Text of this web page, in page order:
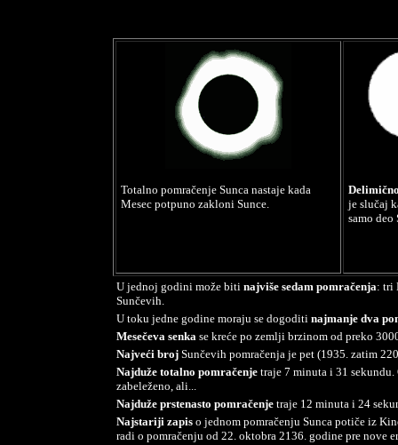
Totalno pomračenje Sunca nastaje kada
Mesec potpuno zakloni Sunce.
je slučaj
samo deo
U jednoj godini može biti najviše sedam pomračenja: tri
Sunčevih.
U toku jedne godine moraju se dogoditi najmanje dva
Mesečeva senka se kreće po zemlji brzinom od preko
Najveći broj Sunčevih pomračenja je pet (1935. zatim
Najduže totalno pomračenje traje 7 minuta i 31
zabeleženo, ali...
Najduže prstenasto pomračenje traje 12 minuta i 24
Najstariji zapis o jednom pomračenju Sunca potiče iz
radi o pomračenju od 22. oktobra 2136. godine pre nove